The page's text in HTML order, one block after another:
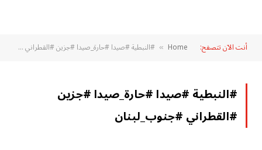
أنت الآن تتصفح: Home
» #النبطية #صيدا #حارة_صيدا #جزين #القطراني #جنوب_لبنان
#النبطية #صيدا #حارة_صيدا #جزين
#القطراني #جنوب_لبنان